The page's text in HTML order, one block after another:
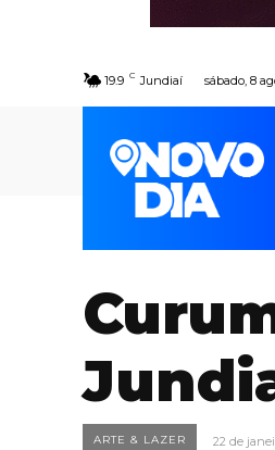
19.9 C Jundiaí sábado, 8
ARTE & LAZER 22 de